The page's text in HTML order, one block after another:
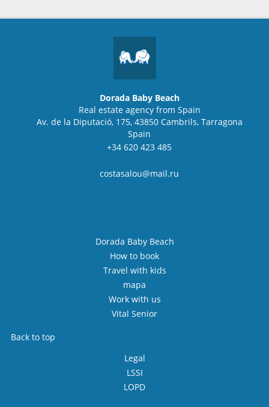
Dorada Baby Beach
Real estate agency from Spain
Av. de la Diputació, 175, 43850 Cambrils, Tarragona
Spain
+34 620 423 485
costasalou@mail.ru
Dorada Baby Beach
How to book
Travel with kids
mapa
Work with us
Vital Senior
Back to top
Legal
LSSI
LOPD